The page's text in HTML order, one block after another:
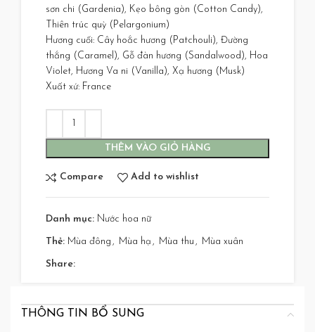
sơn chi (Gardenia), Kẹo bông gòn (Cotton Candy),
Thiên trúc quỳ (Pelargonium)
Hương cuối: Cây hoắc hương (Patchouli), Đường
thắng (Caramel), Gỗ đàn hương (Sandalwood), Hoa
Violet, Hương Va ni (Vanilla), Xạ hương (Musk)
Xuất xứ: France
THÊM VÀO GIỎ HÀNG
Compare Add to wishlist
Danh mục: Nước hoa nữ
Thẻ: Mùa đông , Mùa hạ , Mùa thu , Mùa xuân
Share:
THÔNG TIN BỔ SUNG